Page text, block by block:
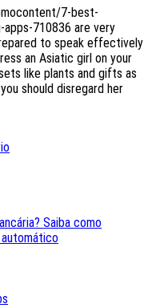
7-best-
710836 are very
to speak effectively
an Asiatic girl on your
like plants and gifts as
should disregard her
Saiba como